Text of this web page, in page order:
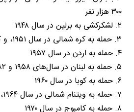
۳۰۰ هزار نفر
۲. لشکرکشی به برلین در سال ۱۹۴۸
۳. حمله به کره شمالی در سال ۱۹۵۱، و کشتن صدها هزار نفر
۴. حمله به اردن در سال ۱۹۵۷
۵. حمله به لبنان در سال‌های ۱۹۵۸ و ۱۹۸۲
۶. حمله به کوبا در سال ۱۹۶۰
۷. حمله به ویتنام شمالی در سال ۱۹۶۴، و کشتن ۳ میلیون نفر
۸. حمله به کامبوج در سال ۱۹۷۰